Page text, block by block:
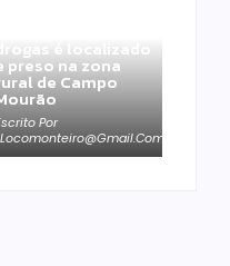
é localizado
preso na zona
de Campo
Por
Locomonteiro@gmail.com